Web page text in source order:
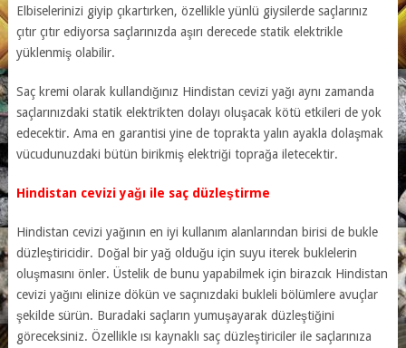
Elbiselerinizi giyip çıkartırken, özellikle yünlü giysilerde saçlarınız
çıtır çıtır ediyorsa saçlarınızda aşırı derecede statik elektrikle
yüklenmiş olabilir.
Saç kremi olarak kullandığınız Hindistan cevizi yağı aynı zamanda
saçlarınızdaki statik elektrikten dolayı oluşacak kötü etkileri de yok
edecektir. Ama en garantisi yine de toprakta yalın ayakla dolaşmak
vücudunuzdaki bütün birikmiş elektriği toprağa iletecektir.
Hindistan cevizi yağı ile saç düzleştirme
Hindistan cevizi yağının en iyi kullanım alanlarından birisi de bukle
düzleştiricidir. Doğal bir yağ olduğu için suyu iterek buklelerin
oluşmasını önler. Üstelik de bunu yapabilmek için birazcık Hindistan
cevizi yağını elinize dökün ve saçınızdaki bukleli bölümlere avuçlar
şekilde sürün. Buradaki saçların yumuşayarak düzleştiğini
göreceksiniz. Özellikle ısı kaynaklı saç düzleştiriciler ile saçlarınıza